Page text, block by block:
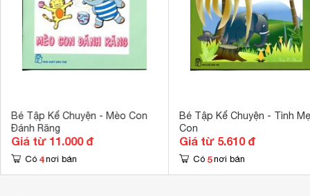
Bé Tập Kể Chuyện - Mèo Con
Đánh Răng
Giá từ 11.000 đ
Có 4 nơi bán
Bé Tập Kể Chuyện - Tình Mẹ
Con
Giá từ 5.610 đ
Có 5 nơi bán